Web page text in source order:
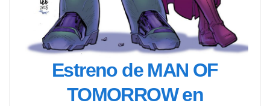
Estreno de MAN OF
TOMORROW en